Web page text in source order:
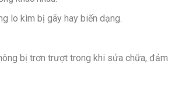
lo kìm bị gãy hay biến dạng.
bị trơn trượt trong khi sửa chữa, đảm